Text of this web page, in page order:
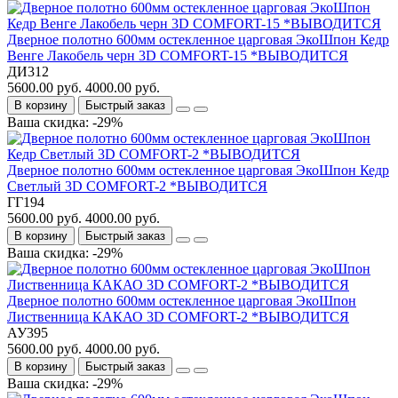
Дверное полотно 600мм остекленное царговая ЭкоШпон Кедр
Венге Лакобель черн 3D COMFORT-15 *ВЫВОДИТСЯ
ДИ312
5600.00 руб. 4000.00 руб.
В корзину Быстрый заказ
Ваша скидка: -29%
Дверное полотно 600мм остекленное царговая ЭкоШпон Кедр
Светлый 3D COMFORT-2 *ВЫВОДИТСЯ
ГГ194
5600.00 руб. 4000.00 руб.
В корзину Быстрый заказ
Ваша скидка: -29%
Дверное полотно 600мм остекленное царговая ЭкоШпон
Лиственница КАКАО 3D COMFORT-2 *ВЫВОДИТСЯ
АУ395
5600.00 руб. 4000.00 руб.
В корзину Быстрый заказ
Ваша скидка: -29%